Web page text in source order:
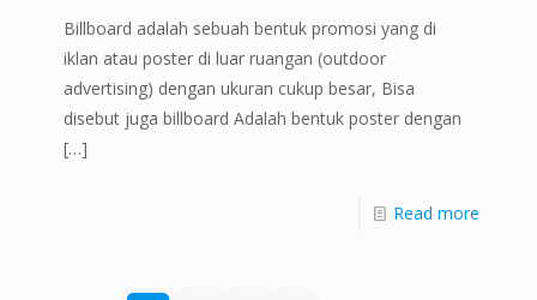
Billboard adalah sebuah bentuk promosi yang di
iklan atau poster di luar ruangan (outdoor
advertising) dengan ukuran cukup besar, Bisa
disebut juga billboard Adalah bentuk poster dengan
[…]
Read more